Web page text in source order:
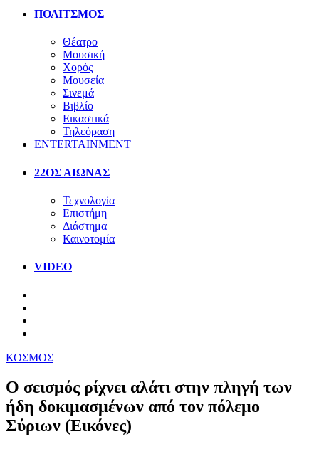
ΠΟΛΙΤΣΜΟΣ
Θέατρο
Μουσική
Χορός
Μουσεία
Σινεμά
Βιβλίο
Εικαστικά
Τηλεόραση
ENTERTAINMENT
22ΟΣ ΑΙΩΝΑΣ
Τεχνολογία
Επιστήμη
Διάστημα
Καινοτομία
VIDEO
ΚΟΣΜΟΣ
Ο σεισμός ρίχνει αλάτι στην πληγή των
ήδη δοκιμασμένων από τον πόλεμο
Σύριων (Εικόνες)